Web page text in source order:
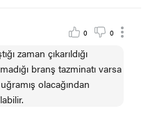
0 0
zaman çıkarıldığı
branş tazminatı varsa
olacağından